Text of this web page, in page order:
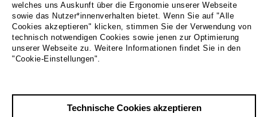
welches uns Auskunft über die Ergonomie unserer Webseite
sowie das Nutzer*innenverhalten bietet. Wenn Sie auf "Alle
Cookies akzeptieren" klicken, stimmen Sie der Verwendung von
technisch notwendigen Cookies sowie jenen zur Optimierung
unserer Webseite zu. Weitere Informationen findet Sie in den
"Cookie-Einstellungen".
Technische Cookies akzeptieren